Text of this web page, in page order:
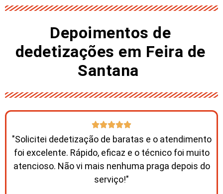
Depoimentos de
dedetizações em Feira de
Santana ​
"Solicitei dedetização de baratas e o atendimento
foi excelente. Rápido, eficaz e o técnico foi muito
atencioso. Não vi mais nenhuma praga depois do
serviço!"